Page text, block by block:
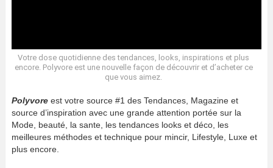
Votre dose quotidienne des tendances, looks, inspirations et plus
encore. Polyvore est une nouvelle façon de découvrir et d’acheter ce
que vous aimez.
Polyvore est votre source #1 des Tendances, Magazine et
source d’inspiration avec une grande attention portée sur la
Mode, beauté, la sante, les tendances looks et déco, les
meilleures méthodes et technique pour mincir, Lifestyle, Luxe et
plus encore.